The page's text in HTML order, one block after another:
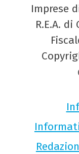
Imprese
R.E.A. di